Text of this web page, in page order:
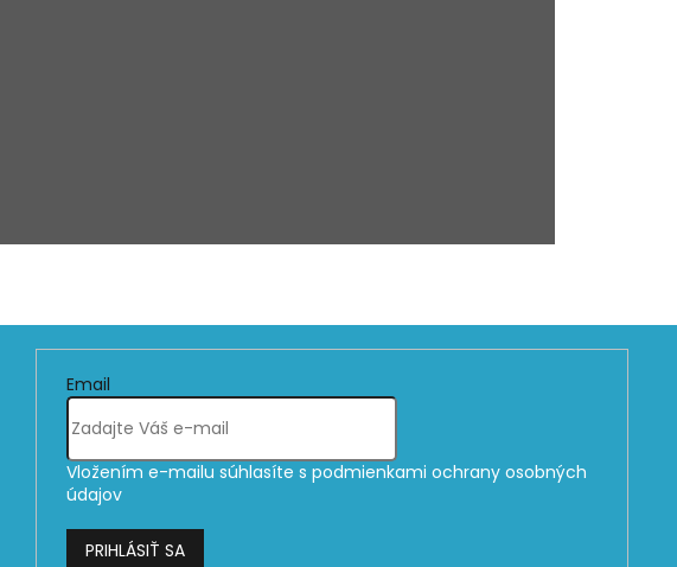
Email
Vložením e-mailu súhlasíte s podmienkami ochrany osobných
údajov
PRIHLÁSIŤ SA